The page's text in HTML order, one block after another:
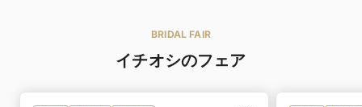
BRIDAL FAIR
イチオシのフェア